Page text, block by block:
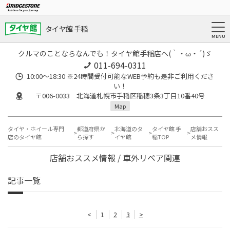
タイヤ館 手稲
クルマのことならなんでも！タイヤ館手稲店へ(｀・ω・´)ゞ
011-694-0311
10:00～18:30 ※24時間受付可能なWEB予約も是非ご利用くださ
い！
〒006-0033 北海道札幌市手稲区稲穂3条3丁目10番40号
Map
タイヤ・ホイール専門
店のタイヤ館
都道府県か
ら探す
北海道のタ
イヤ館
タイヤ館 手
稲TOP
店舗おスス
メ情報
店舗おススメ情報 / 車外リペア関連
記事一覧
< 1 2 3 >